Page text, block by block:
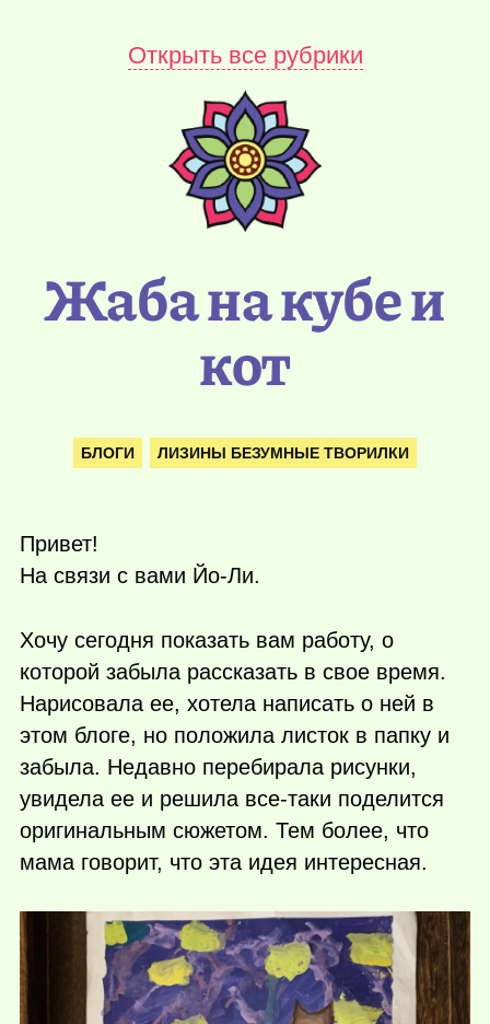
Открыть все рубрики
Жаба на кубе и
кот
БЛОГИ ЛИЗИНЫ БЕЗУМНЫЕ ТВОРИЛКИ
Привет!
На связи с вами Йо-Ли.
Хочу сегодня показать вам работу, о
которой забыла рассказать в свое время.
Нарисовала ее, хотела написать о ней в
этом блоге, но положила листок в папку и
забыла. Недавно перебирала рисунки,
увидела ее и решила все-таки поделится
оригинальным сюжетом. Тем более, что
мама говорит, что эта идея интересная.